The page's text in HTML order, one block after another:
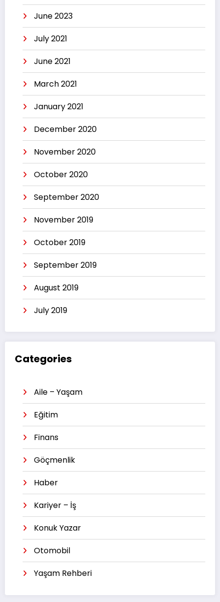
June 2023
July 2021
June 2021
March 2021
January 2021
December 2020
November 2020
October 2020
September 2020
November 2019
October 2019
September 2019
August 2019
July 2019
Categories
Aile – Yaşam
Eğitim
Finans
Göçmenlik
Haber
Kariyer – İş
Konuk Yazar
Otomobil
Yaşam Rehberi